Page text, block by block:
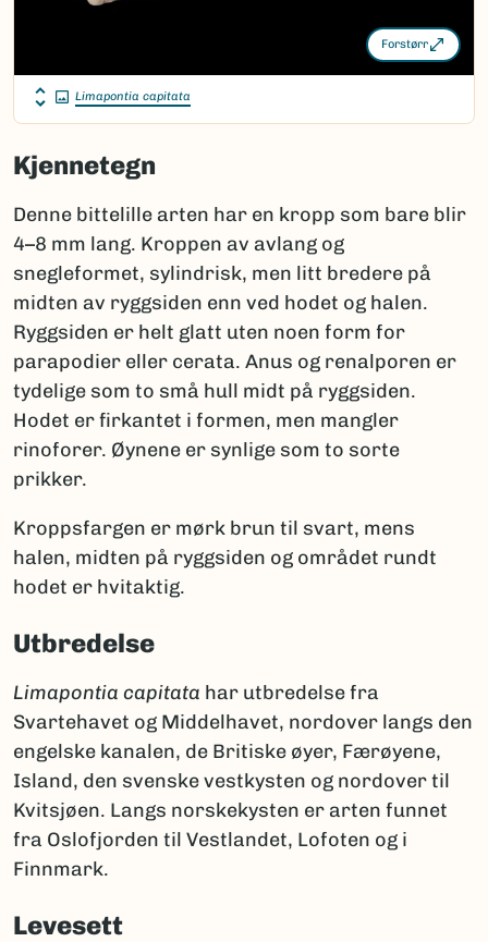
Forstørr
Limapontia capitata
Kjennetegn
Denne bittelille arten har en kropp som bare blir
4–8 mm lang. Kroppen av avlang og
snegleformet, sylindrisk, men litt bredere på
midten av ryggsiden enn ved hodet og halen.
Ryggsiden er helt glatt uten noen form for
parapodier eller cerata. Anus og renalporen er
tydelige som to små hull midt på ryggsiden.
Hodet er firkantet i formen, men mangler
rinoforer. Øynene er synlige som to sorte
prikker.
Kroppsfargen er mørk brun til svart, mens
halen, midten på ryggsiden og området rundt
hodet er hvitaktig.
Utbredelse
Limapontia capitata har utbredelse fra
Svartehavet og Middelhavet, nordover langs den
engelske kanalen, de Britiske øyer, Færøyene,
Island, den svenske vestkysten og nordover til
Kvitsjøen. Langs norskekysten er arten funnet
fra Oslofjorden til Vestlandet, Lofoten og i
Finnmark.
Levesett